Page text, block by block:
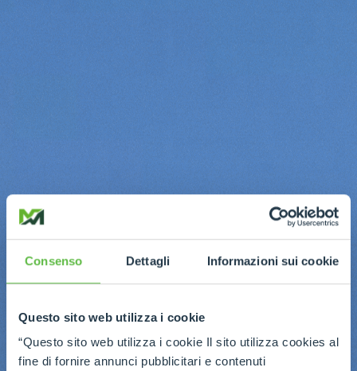
Consenso Dettagli Informazioni sui cookie
Questo sito web utilizza i cookie
“Questo sito web utilizza i cookie Il sito utilizza cookies al
fine di fornire annunci pubblicitari e contenuti